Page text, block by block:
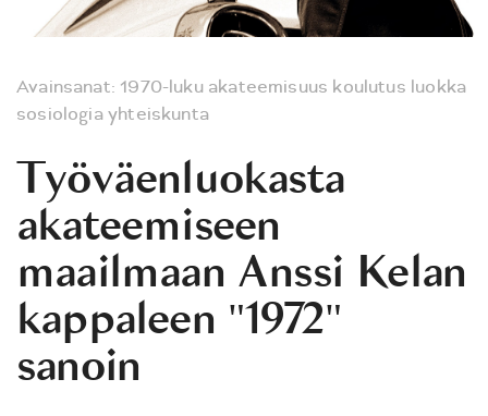
Avainsanat: 1970-luku akateemisuus koulutus luokka
sosiologiayhteiskunta
Työväenluokasta
akateemiseen
maailmaan Anssi Kelan
kappaleen "1972"
sanoin